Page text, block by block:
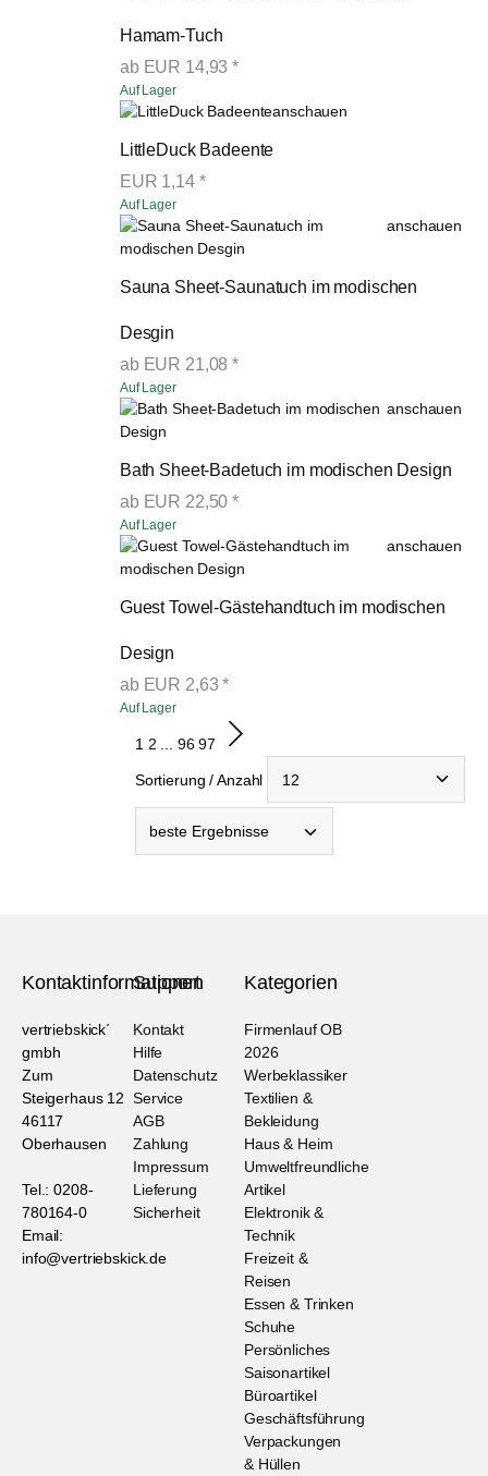
Hamam-Tuch
ab EUR 14,93 *
Auf Lager
anschauen
LittleDuck Badeente
EUR 1,14 *
Auf Lager
anschauen
Sauna Sheet-Saunatuch im modischen
Desgin
ab EUR 21,08 *
Auf Lager
anschauen
Bath Sheet-Badetuch im modischen Design
ab EUR 22,50 *
Auf Lager
anschauen
Guest Towel-Gästehandtuch im modischen
Design
ab EUR 2,63 *
Auf Lager
1 2 96 97
Sortierung / Anzahl
Kontaktinformationen
vertriebskick´
gmbh
Zum
Steigerhaus 12
46117
Oberhausen
Tel.: 0208-
780164-0
Email:
info@vertriebskick.de
Support
Kontakt
Hilfe
Datenschutz
Service
AGB
Zahlung
Impressum
Lieferung
Sicherheit
Kategorien
Firmenlauf OB
2026
Werbeklassiker
Textilien &
Bekleidung
Haus & Heim
Umweltfreundliche
Artikel
Elektronik &
Technik
Freizeit &
Reisen
Essen & Trinken
Schuhe
Persönliches
Saisonartikel
Büroartikel
Geschäftsführung
Verpackungen
& Hüllen